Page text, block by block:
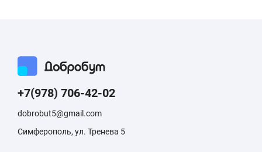
+7(978) 706-42-02
dobrobut5@gmail.com
Симферополь, ул. Тренева 5